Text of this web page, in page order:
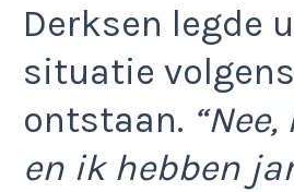
Derksen legde
situatie
ontstaan.
en ik hebben